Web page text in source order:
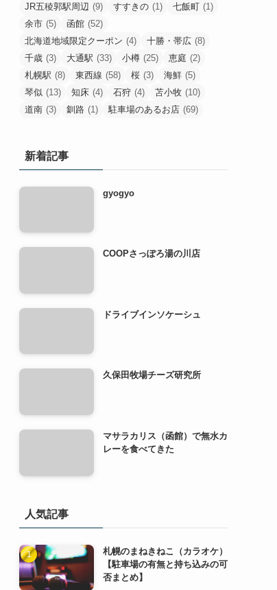
JR五稜郭駅周辺 (9) すすきの (1) 七飯町 (1)
余市 (5) 函館 (52)
北海道地域限定クーポン (4) 十勝・帯広 (8)
千歳 (3) 大通駅 (33) 小樽 (25) 恵庭 (2)
札幌駅 (8) 東西線 (58) 桜 (3) 海鮮 (5)
琴似 (13) 知床 (4) 石狩 (4) 苫小牧 (10)
道南 (3) 釧路 (1) 駐車場のあるお店 (69)
新着記事
gyogyo
COOPさっぽろ湯の川店
ドライブインソケーシュ
久保田牧場チーズ研究所
マサラカリス（函館）で無水カ
レーを食べてきた
人気記事
札幌のまねきねこ（カラオケ）
【駐車場の有無と持ち込みの可
否まとめ】